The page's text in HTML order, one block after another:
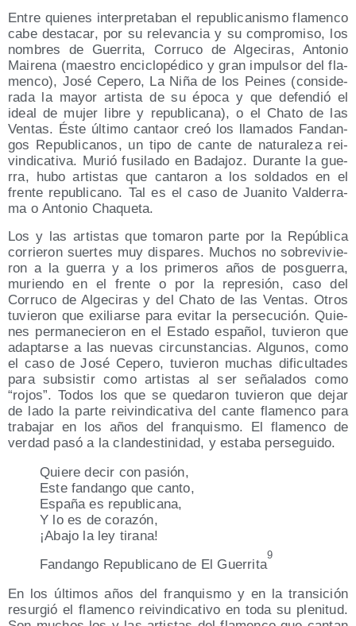
Entre quie­nes inter­pre­ta­ban el repu­bli­ca­nis­mo fla­men­co
cabe des­ta­car, por su rele­van­cia y su com­pro­mi­so, los
nom­bres de Gue­rri­ta, Corru­co de Alge­ci­ras, Anto­nio
Mai­re­na (maes­tro enci­clo­pé­di­co y gran impul­sor del fla­
men­co), José Cepe­ro, La Niña de los Pei­nes (con­si­de­
ra­da la mayor artis­ta de su épo­ca y que defen­dió el
ideal de mujer libre y repu­bli­ca­na), o el Cha­to de las
Ven­tas. Éste últi­mo can­taor creó los lla­ma­dos Fan­dan­
gos Repu­bli­ca­nos, un tipo de can­te de natu­ra­le­za rei­
vin­di­ca­ti­va. Murió fusi­la­do en Bada­joz. Duran­te la gue­
rra, hubo artis­tas que can­ta­ron a los sol­da­dos en el
fren­te repu­bli­cano. Tal es el caso de Jua­ni­to Val­de­rra­
ma o Anto­nio Chaqueta.
Los y las artis­tas que toma­ron par­te por la Repú­bli­ca
corrie­ron suer­tes muy dis­pa­res. Muchos no sobre­vi­vie­
ron a la gue­rra y a los pri­me­ros años de pos­gue­rra,
murien­do en el fren­te o por la repre­sión, caso del
Corru­co de Alge­ci­ras y del Cha­to de las Ven­tas. Otros
tuvie­ron que exi­liar­se para evi­tar la per­se­cu­ción. Quie­
nes per­ma­ne­cie­ron en el Esta­do espa­ñol, tuvie­ron que
adap­tar­se a las nue­vas cir­cuns­tan­cias. Algu­nos, como
el caso de José Cepe­ro, tuvie­ron muchas difi­cul­ta­des
para sub­sis­tir como artis­tas al ser seña­la­dos como
“rojos”. Todos los que se que­da­ron tuvie­ron que dejar
de lado la par­te rei­vin­di­ca­ti­va del can­te fla­men­co para
tra­ba­jar en los años del fran­quis­mo. El fla­men­co de
ver­dad pasó a la clan­des­ti­ni­dad, y esta­ba perseguido.
Quie­re decir con pasión,
Este fan­dan­go que canto,
Espa­ña es republicana,
Y lo es de corazón,
¡Aba­jo la ley tirana!
Fan­dan­go Repu­bli­cano de El Gue­rri­ta
9
En los últi­mos años del fran­quis­mo y en la tran­si­ción
resur­gió el fla­men­co rei­vin­di­ca­ti­vo en toda su ple­ni­tud.